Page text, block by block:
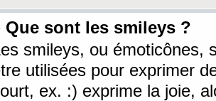
Que sont les smileys ?
smileys, ou émoticônes,
utilisées pour exprimer
ex. :) exprime la joie,